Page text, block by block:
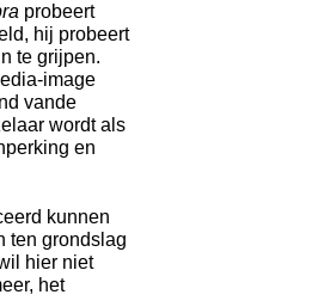
probeert
hij probeert
te grijpen.
image
vande
wordt als
en
kunnen
ten grondslag
hier niet
het